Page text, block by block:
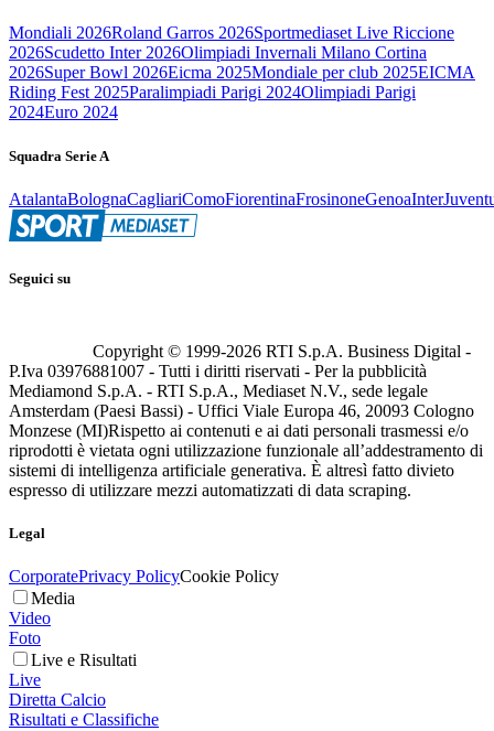
Mondiali 2026Roland Garros 2026Sportmediaset Live Riccione
2026Scudetto Inter 2026Olimpiadi Invernali Milano Cortina
2026Super Bowl 2026Eicma 2025Mondiale per club 2025EICMA
Riding Fest 2025Paralimpiadi Parigi 2024Olimpiadi Parigi
2024Euro 2024
Squadra Serie A
AtalantaBolognaCagliariComoFiorentinaFrosinoneGenoaInter
Seguici su
Copyright © 1999-2026 RTI S.p.A. Business Digital -
P.Iva 03976881007 - Tutti i diritti riservati - Per la pubblicità
Mediamond S.p.A. - RTI S.p.A., Mediaset N.V., sede legale
Amsterdam (Paesi Bassi) - Uffici Viale Europa 46, 20093 Cologno
Monzese (MI)Rispetto ai contenuti e ai dati personali trasmessi e/o
riprodotti è vietata ogni utilizzazione funzionale all’addestramento di
sistemi di intelligenza artificiale generativa. È altresì fatto divieto
espresso di utilizzare mezzi automatizzati di data scraping.
Legal
CorporatePrivacy PolicyCookie Policy
Media
Video
Foto
Live e Risultati
Live
Diretta Calcio
Risultati e Classifiche